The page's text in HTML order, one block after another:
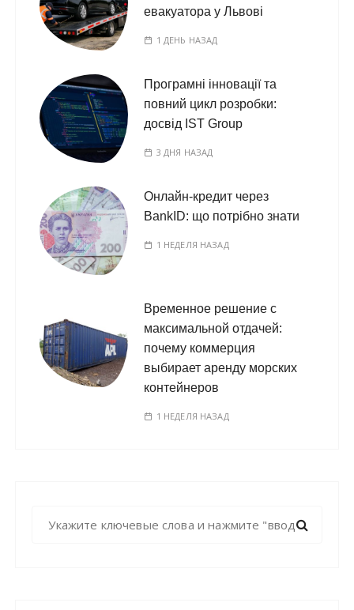
евакуатора у Львові
1 ДЕНЬ НАЗАД
Програмні інновації та
повний цикл розробки:
досвід IST Group
3 ДНЯ НАЗАД
Онлайн-кредит через
BankID: що потрібно знати
1 НЕДЕЛЯ НАЗАД
Временное решение с
максимальной отдачей:
почему коммерция
выбирает аренду морских
контейнеров
1 НЕДЕЛЯ НАЗАД